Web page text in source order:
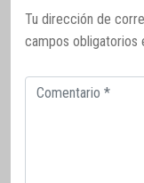
Tu dirección de
campos obligatorios
Comentario